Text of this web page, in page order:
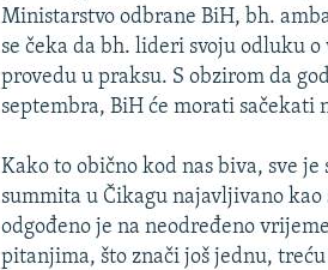
Ministarstvo odbrane BiH, bh.
se čeka da bh. lideri svoju odluku
provedu u praksu. S obzirom da
septembra, BiH će morati sačekati
Kako to obično kod nas biva, sve
summita u Čikagu najavljivano
odgođeno je na neodređeno
pitanjima, što znači još jednu,